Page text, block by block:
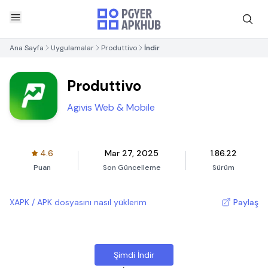
Ana Sayfa Uygulamalar Produttivo İndir
Produttivo
Agivis Web & Mobile
4.6
Puan
Mar 27, 2025
Son Güncelleme
1.86.22
Sürüm
XAPK / APK dosyasını nasıl yüklerim Paylaş
Şimdi İndir